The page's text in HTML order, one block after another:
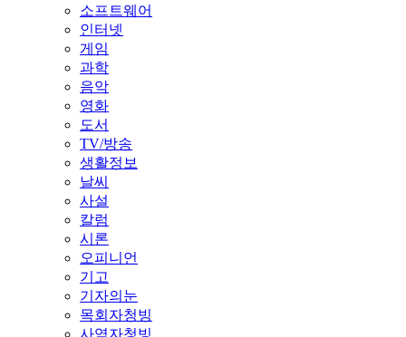
소프트웨어
인터넷
게임
과학
음악
영화
도서
TV/방송
생활정보
날씨
사설
칼럼
시론
오피니언
기고
기자의눈
목회자청빙
사역자청빙